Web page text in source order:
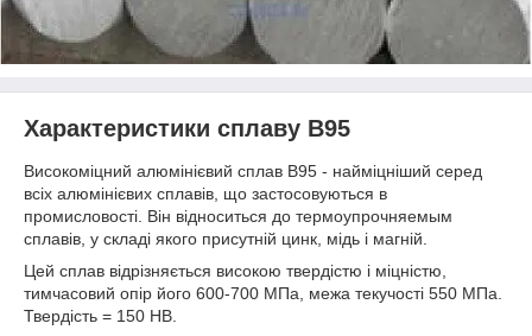
Характеристики сплаву В95
Високоміцний алюмінієвий сплав В95 - найміцніший серед
всіх алюмінієвих сплавів, що застосовуються в
промисловості. Він відноситься до термоупрочняемым
сплавів, у складі якого присутній цинк, мідь і магній.
Цей сплав відрізняється високою твердістю і міцністю,
тимчасовий опір його 600-700 МПа, межа текучості 550 МПа.
Твердість = 150 НВ.